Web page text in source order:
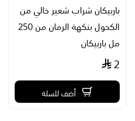
باربيكان شراب شعير خالي من
الكحول بنكهة الرمان من 250
مل باربيكان
2
أضف للسلة